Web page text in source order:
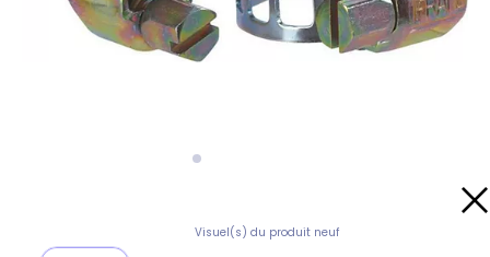
Visuel(s) du produit neuf